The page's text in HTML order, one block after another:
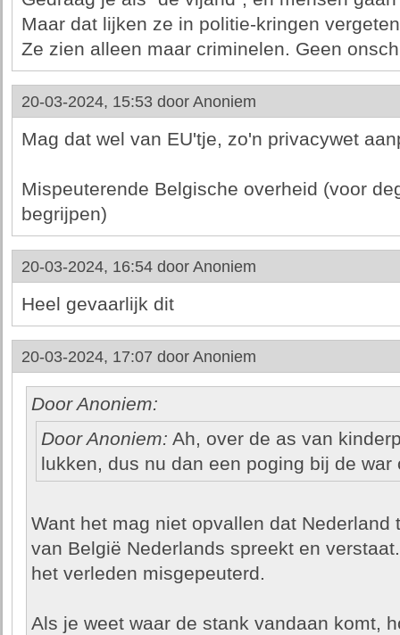
Maar dat lijken ze in politie-kringen
Ze zien alleen maar criminelen. Geen
20-03-2024, 15:53 door Anoniem
Mag dat wel van EU'tje, zo'n privacywet
Mispeuterende Belgische overheid (voor
begrijpen)
20-03-2024, 16:54 door Anoniem
Heel gevaarlijk dit
20-03-2024, 17:07 door Anoniem
Door Anoniem:
Door Anoniem: Ah, over de as van
lukken, dus nu dan een poging bij de war
Want het mag niet opvallen dat Nederland
van België Nederlands spreekt en
het verleden misgepeuterd.
Als je weet waar de stank vandaan komt,